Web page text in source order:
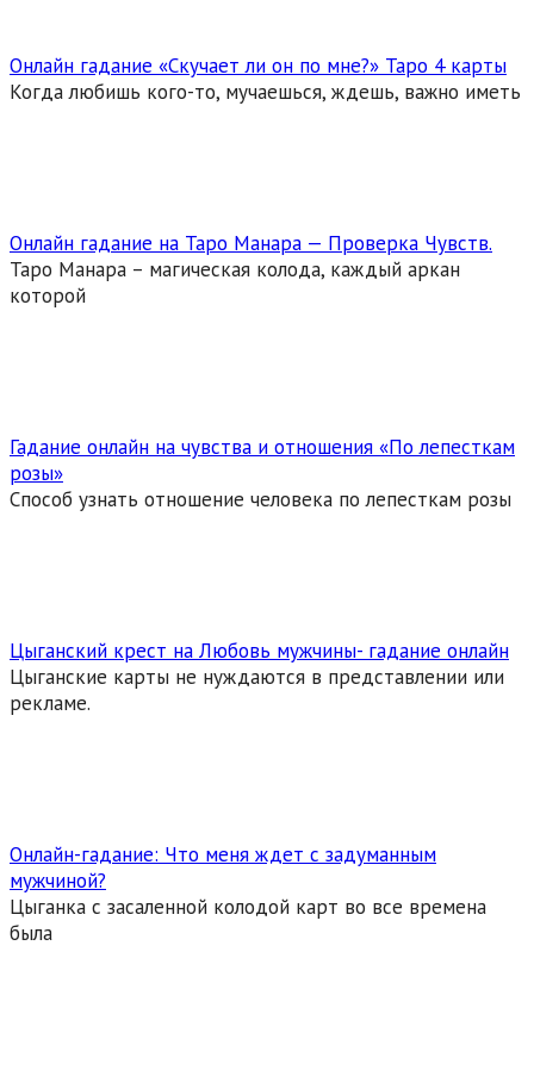
Онлайн гадание «Скучает ли он по мне?» Таро 4 карты
Когда любишь кого-то, мучаешься, ждешь, важно иметь
Онлайн гадание на Таро Манара — Проверка Чувств.
Таро Манара – магическая колода, каждый аркан
которой
Гадание онлайн на чувства и отношения «По лепесткам
розы»
Способ узнать отношение человека по лепесткам розы
Цыганский крест на Любовь мужчины- гадание онлайн
Цыганские карты не нуждаются в представлении или
рекламе.
Онлайн-гадание: Что меня ждет с задуманным
мужчиной?
Цыганка с засаленной колодой карт во все времена
была